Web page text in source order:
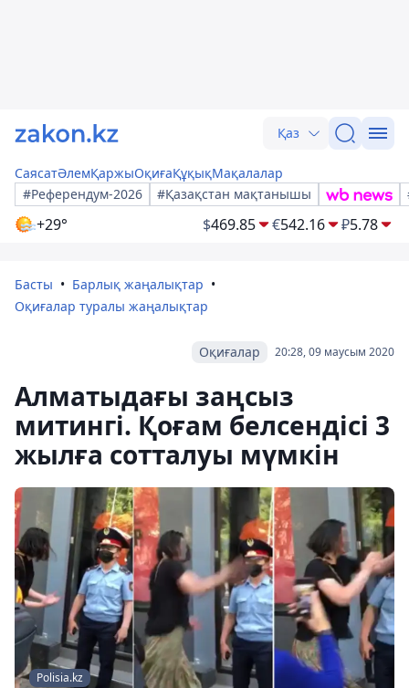
Қаз
СаясатӘлемҚаржыОқиғаҚұқықМақалалар
#Референдум-2026
#Қазақстан мақтанышы
+29° $469.85 €542.16 ₽5.78
Басты
Барлық жаңалықтар
Оқиғалар туралы жаңалықтар
20:28, 09 маусым 2020
Оқиғалар
Алматыдағы заңсыз
митингі. Қоғам белсендісі 3
жылға сотталуы мүмкін
Polisia.kz